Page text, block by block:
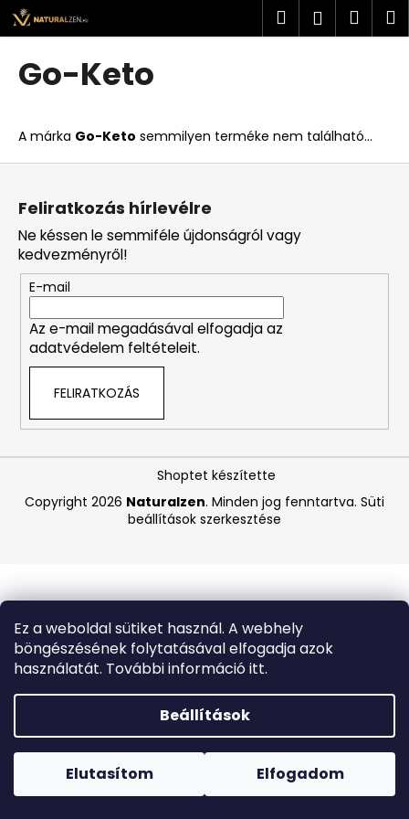
Ez a weboldal sütiket használ. A webhely
böngészésének folytatásával elfogadja azok
használatát. További információ itt.
Beállítások
Elutasítom Elfogadom
Ugrás
fő
tartalomhoz
Forró napokon nem javasoljuk a csomagautomatákba
történő kézbesítést. A magas hőmérsékletre érzékeny
termékek átvételkor nem biztos, hogy optimális állapotban
Keresés
Go-Keto
A márka Go-Keto semmilyen terméke nem található...
K
o
i
t
k
e
r
e
s
?
A
á
u
k
C-
VITAMIN
-
4
L
Feliratkozás hírlevélre
Ne késsen le semmiféle újdonságról vagy
kedvezményről!
E-mail
Az e-mail megadásával elfogadja az
adatvédelem feltételeit.
FELIRATKOZÁS
Shoptet készítette
Copyright 2026 Naturalzen. Minden jog fenntartva. Süti
beállítások szerkesztése